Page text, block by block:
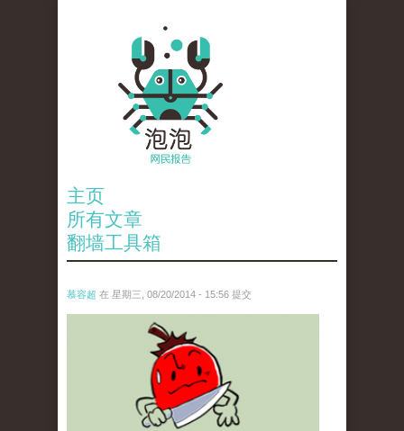
主页
所有文章
翻墙工具箱
慕容超 在 星期三, 08/20/2014 - 15:56 提交
rebel_pepper.png